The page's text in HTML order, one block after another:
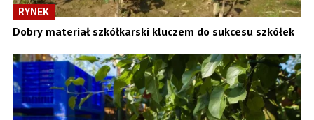
RYNEK
Dobry materiał szkółkarski kluczem do sukcesu szkółek